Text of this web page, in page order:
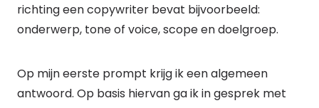
richting een copywriter bevat bijvoorbeeld:
onderwerp, tone of voice, scope en doelgroep.
Op mijn eerste prompt krijg ik een algemeen
antwoord. Op basis hiervan ga ik in gesprek met